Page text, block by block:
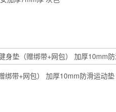
绑带+网包） 加厚10mm防滑运动